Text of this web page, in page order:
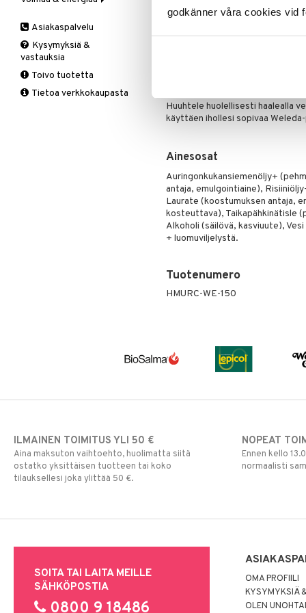
godkänner våra cookies vid
Poistaa vedenkestävän
Huuhtele huolellisesti haalealla
käyttäen ihollesi sopivaa
Ainesosat
Auringonkukansiemenöljy+
antaja, emulgointiaine),
Laurate (koostumuksen antaja,
kosteuttava), Taikapähkinätisle
Alkoholi (säilövä, kasviuute),
+ luomuviljelystä.
Tuotenumero
HMURC-WE-150
Ruuansulatus
Suolisto
Muut
Valkosipuli
Yskään
B-vitamiinit
C-vitamiinit
Miehet
Multimineraalit
Muut
Q-10
Schizandra
Suorituskyky
Asiakaspalvelu
Kysymyksiä &
vastauksia
Toivo tuotetta
Tietoa verkkokaupasta
ILMAINEN TOIMITUS YLI 50 €
Aina maksuton vaihtoehto, huolimatta siitä
ostatko yksittäisen tuotteen tai koko
tilauksellesi joka ylittää 50 €.
NOPEAT
Ennen kello
normaalisti
SOITA TAI LAITA MEILLE
SÄHKÖPOSTIA
0800 9 18486
OMA PROFIILI
KYSYMYKSIÄ
OLEN